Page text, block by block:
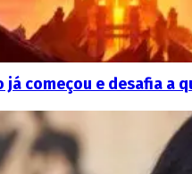
já começou e desafia a